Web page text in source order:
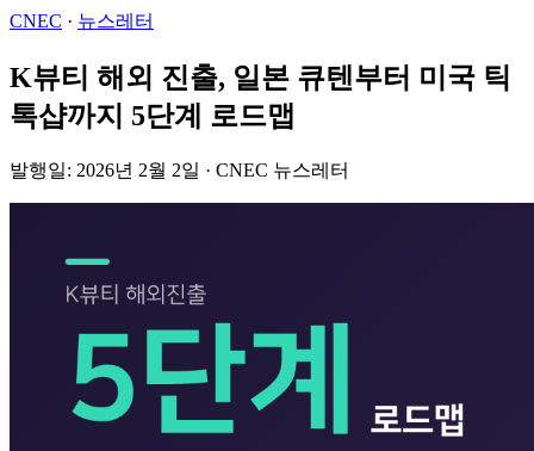
CNEC · 뉴스레터
K뷰티 해외 진출, 일본 큐텐부터 미국 틱
톡샵까지 5단계 로드맵
발행일: 2026년 2월 2일 · CNEC 뉴스레터